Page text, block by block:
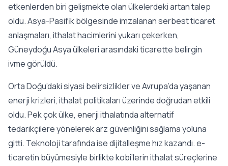
etkenlerden biri gelişmekte olan ülkelerdeki artan talep
oldu. Asya-Pasifik bölgesinde imzalanan serbest ticaret
anlaşmaları, ithalat hacimlerini yukarı çekerken,
Güneydoğu Asya ülkeleri arasındaki ticarette belirgin
ivme görüldü.
Orta Doğu’daki siyasi belirsizlikler ve Avrupa’da yaşanan
enerji krizleri, ithalat politikaları üzerinde doğrudan etkili
oldu. Pek çok ülke, enerji ithalatında alternatif
tedarikçilere yönelerek arz güvenliğini sağlama yoluna
gitti. Teknoloji tarafında ise dijitalleşme hız kazandı. e-
ticaretin büyümesiyle birliktekobi’lerin ithalat süreçlerine